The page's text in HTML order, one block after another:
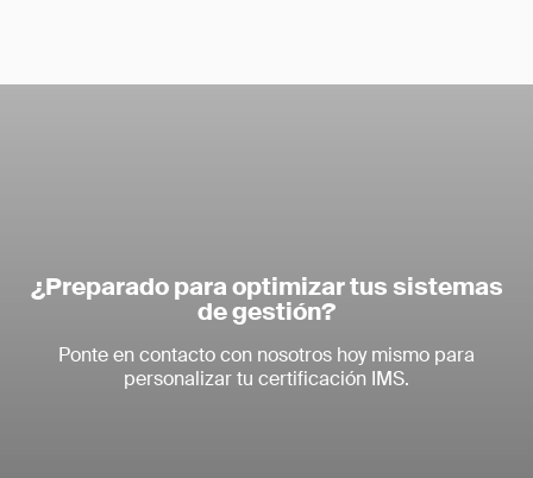
¿Preparado para optimizar tus sistemas
de gestión?
Ponte en contacto con nosotros hoy mismo para
personalizar tu certificación IMS.